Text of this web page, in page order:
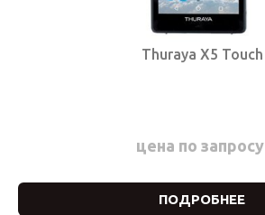
Thuraya X5 Touch
цена по запросу
ПОДРОБНЕЕ